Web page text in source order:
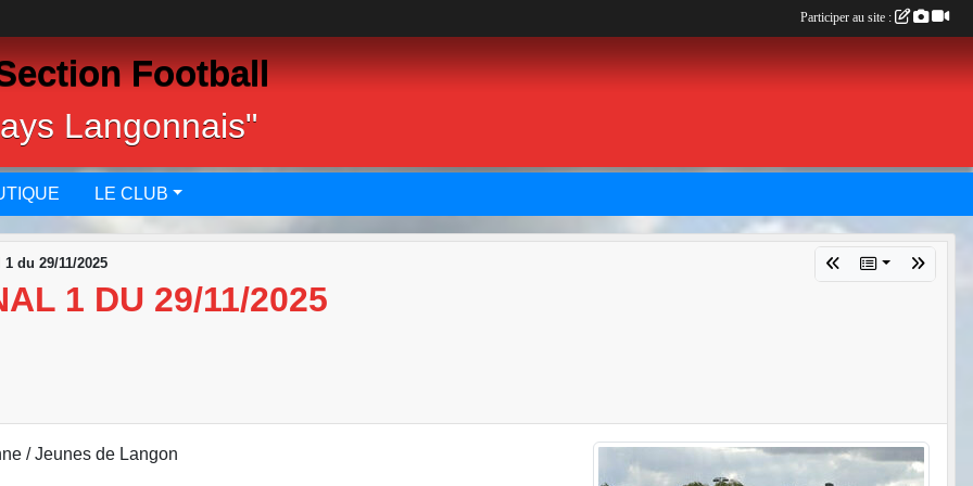
Football
Langonnais"
LE CLUB
du 29/11/2025
1 DU 29/11/2025
/ Jeunes de Langon
Participer au site :